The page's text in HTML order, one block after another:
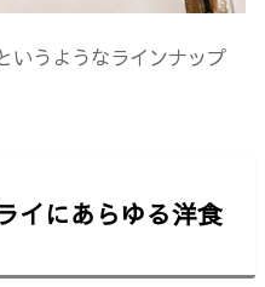
いうようなラインナップ
イにあらゆる洋食